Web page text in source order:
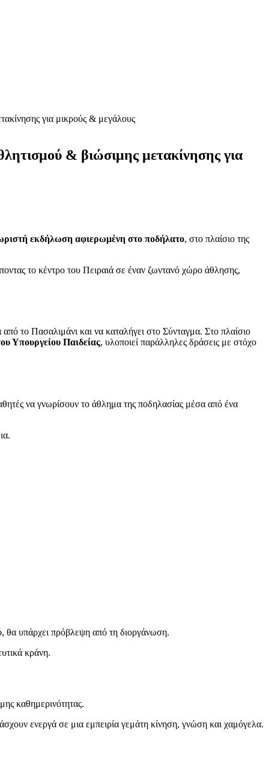
για μικρούς & μεγάλους
& βιώσιμης μετακίνησης για
εκδήλωση αφιερωμένη στο ποδήλατο, στο πλαίσιο της
το κέντρο του Πειραιά σε έναν ζωντανό χώρο άθλησης,
το Πασαλιμάνι και να καταλήγει στο Σύνταγμα. Στο πλαίσιο
Υπουργείου Παιδείας, υλοποιεί παράλληλες δράσεις με στόχο
να γνωρίσουν το άθλημα της ποδηλασίας μέσα από ένα
θα υπάρχει πρόβλεψη από τη διοργάνωση.
κράνη.
καθημερινότητας.
ενεργά σε μια εμπειρία γεμάτη κίνηση, γνώση και χαμόγελα.